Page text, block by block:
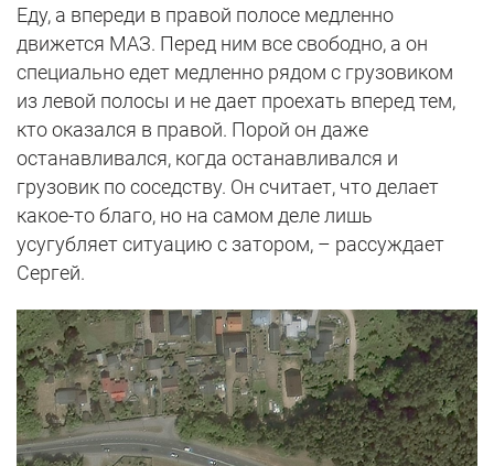
Еду, а впереди в правой полосе медленно
движется МАЗ. Перед ним все свободно, а он
специально едет медленно рядом с грузовиком
из левой полосы и не дает проехать вперед тем,
кто оказался в правой. Порой он даже
останавливался, когда останавливался и
грузовик по соседству. Он считает, что делает
какое-то благо, но на самом деле лишь
усугубляет ситуацию с затором, – рассуждает
Сергей.